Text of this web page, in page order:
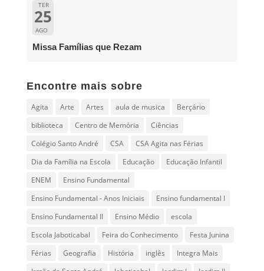
TER
25
AGO
Missa Famílias que Rezam
Encontre mais sobre
Agita Arte Artes aula de musica
Berçário
biblioteca
Centro de Memória
Ciências
Colégio Santo André
CSA
CSA Agita nas Férias
Dia da Família na Escola
Educação
Educação Infantil
ENEM
Ensino Fundamental
Ensino Fundamental - Anos Iniciais
Ensino fundamental I
Ensino Fundamental II
Ensino Médio
escola
Escola Jaboticabal
Feira do Conhecimento
Festa Junina
Férias
Geografia História inglês
Integra Mais